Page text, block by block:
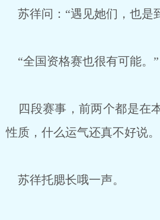
苏徉问：“遇见她们，也是
“全国资格赛也很有可能。”
四段赛事，前两个都是在
性质，什么运气还真不好说。
苏徉托腮长哦一声。